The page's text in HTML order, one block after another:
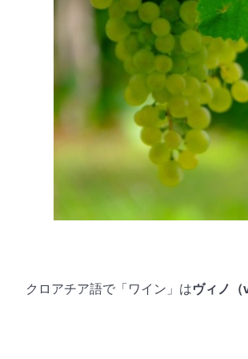
クロアチア語で「ワイン」はヴィノ（